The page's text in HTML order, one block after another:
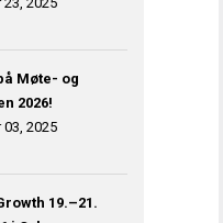
Møte- og
2026!
2025
19.–21.